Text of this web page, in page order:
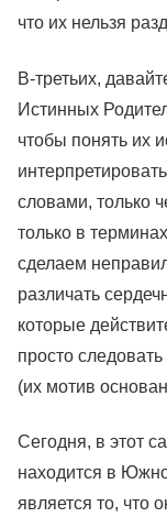
что их нельзя
В-третьих,
Истинных
чтобы понять их
словами, только
только в
сделаем
различать
которые
просто
(их мотив
Сегодня, в этот
находится в
является то, что